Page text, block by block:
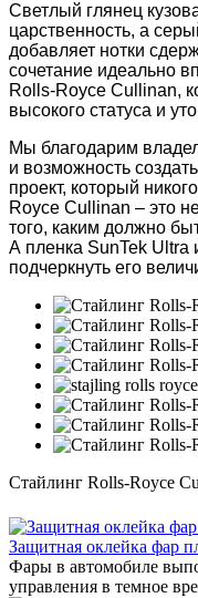
Светлый глянец
царственность, а
добавляет нотки
сочетание идеально
Rolls-Royce Cullinan,
высокого статуса и
Мы благодарим
и возможность
проект, который
Royce Cullinan – это
того, каким должно
А пленка SunTek Ultra
подчеркнуть его
Стайлинг Rolls-Royce
Защитная оклейка фар
Фары в автомобиле
управления в темное